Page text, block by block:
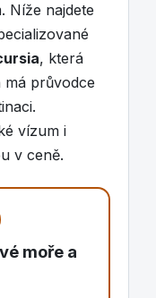
Níže najdete
, která
má průvodce
vízum i
v ceně.
moře a